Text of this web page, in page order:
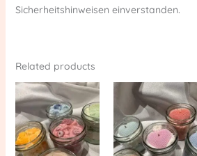
Sicherheitshinweisen einverstanden.
Related products